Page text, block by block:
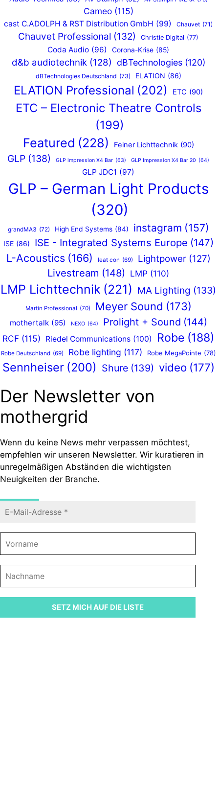
Cameo (115)
cast C.ADOLPH & RST Distribution GmbH (99) Chauvet (71)
Chauvet Professional (132) Christie Digital (77)
Coda Audio (96) Corona-Krise (85)
d&b audiotechnik (128) dBTechnologies (120)
dBTechnologies Deutschland (73) ELATION (86)
ELATION Professional (202) ETC (90)
ETC – Electronic Theatre Controls
(199)
Featured (228) Feiner Lichttechnik (90)
GLP (138) GLP impression X4 Bar (63) GLP Impression X4 Bar 20 (64)
GLP JDC1 (97)
GLP – German Light Products
(320)
grandMA3 (72) High End Systems (84) instagram (157)
ISE (86) ISE - Integrated Systems Europe (147)
L-Acoustics (166) leat con (69) Lightpower (127)
Livestream (148) LMP (110)
LMP Lichttechnik (221) MA Lighting (133)
Martin Professional (70) Meyer Sound (173)
mothertalk (95) NEXO (64) Prolight + Sound (144)
RCF (115) Riedel Communications (100) Robe (188)
Robe Deutschland (69) Robe lighting (117) Robe MegaPointe (78)
Sennheiser (200) Shure (139) video (177)
Der Newsletter von
mothergrid
Wenn du keine News mehr verpassen möchtest,
empfehlen wir unseren Newsletter. Wir kuratieren in
unregelmäßigen Abständen die wichtigsten
Neuigkeiten der Branche.